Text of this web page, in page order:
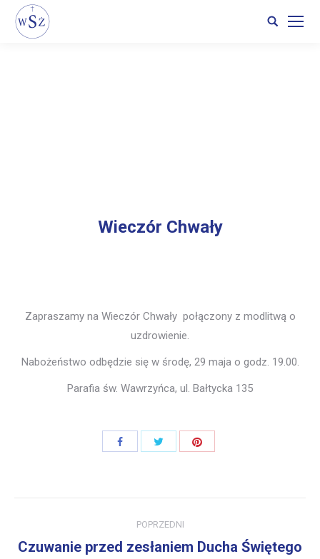
Search:
Wieczór Chwały
Zapraszamy na Wieczór Chwały połączony z modlitwą o
uzdrowienie.
Nabożeństwo odbędzie się w środę, 29 maja o godz. 19.00.
Parafia św. Wawrzyńca, ul. Bałtycka 135
Share
Share
navigation
POPRZEDNI
Previous
Czuwanie przed zesłaniem Ducha Świętego